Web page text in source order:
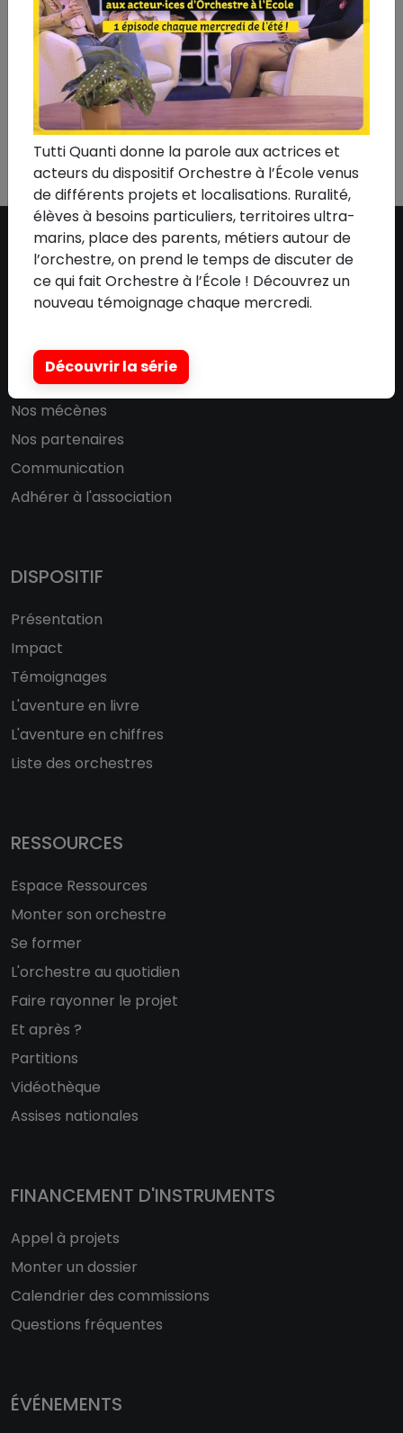
#Quentin Project For Life•#Radio France •
#Rapport d'activité•#Rassemblement•
#Reconditionné•#Remise en état•#Ressources
#Sacem•#Shani Diluka •#Soirée de soutien
#Spedidam•#Télévision •#Thomas Leleu•#Un
Été en France
#Vidéo #Yves Jamait•
#Zaho de
Sagazan•#Zénith•#Tous
ASSOCIATION
L'équipe
Le conseil d'administration
Nos mécènes
Nos partenaires
Communication
Adhérer à l'association
DISPOSITIF
Présentation
Impact
Témoignages
L'aventure en livre
L'aventure en chiffres
Liste des orchestres
RESSOURCES
Espace Ressources
Monter son orchestre
Se former
L'orchestre au quotidien
Faire rayonner le projet
Et après ?
Partitions
Vidéothèque
Assises nationales
FINANCEMENT D'INSTRUMENTS
Appel à projets
Monter un dossier
Calendrier des commissions
Questions fréquentes
ÉVÉNEMENTS
Tutti Quanti donne la parole aux actrices et
acteurs du dispositif Orchestre à l’École venus
de différents projets et localisations. Ruralité,
élèves à besoins particuliers, territoires ultra-
marins, place des parents, métiers autour de
l’orchestre, on prend le temps de discuter de
ce qui fait Orchestre à l’École ! Découvrez un
nouveau témoignage chaque mercredi.
Découvrir la série